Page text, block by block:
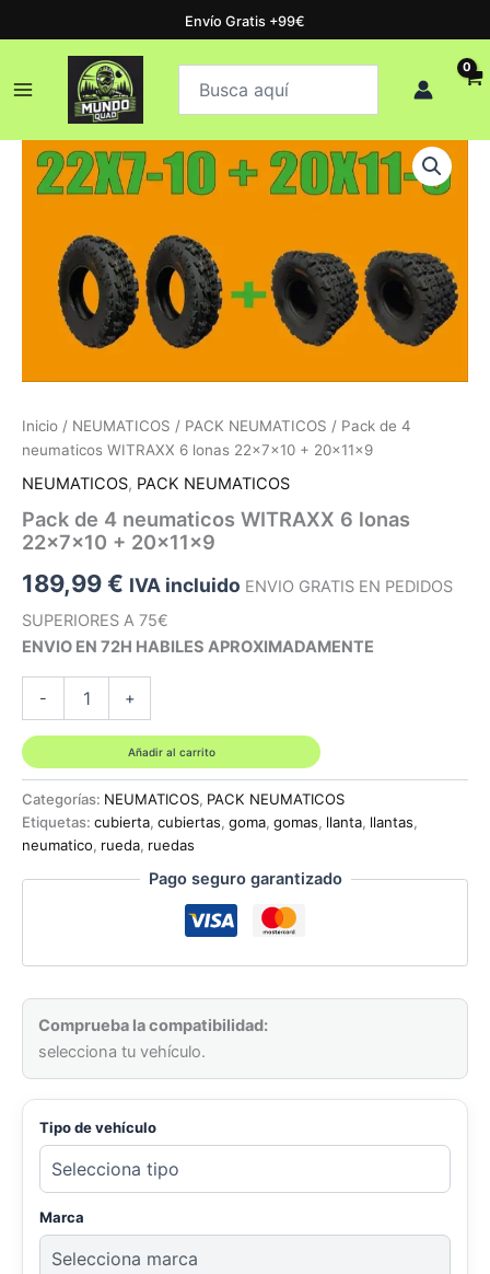
al
Envío Gratis +99€
Buscar
productos
Inicio / NEUMATICOS / PACK NEUMATICOS / Pack de 4
neumaticos WITRAXX 6 lonas 22x7x10 + 20x11x9
NEUMATICOS, PACK NEUMATICOS
Pack de 4 neumaticos WITRAXX 6 lonas
22x7x10 + 20x11x9
189,99€ IVA incluido ENVIO GRATIS EN PEDIDOS
SUPERIORES A 75€
ENVIO EN 72H HABILES APROXIMADAMENTE
-
neumaticos
WITRAXX
6
lonas
22x7x10
20x11x9
+
Añadir al carrito
Categorías: NEUMATICOS, PACK NEUMATICOS
Etiquetas: cubierta, cubiertas, goma, gomas, llanta, llantas,
neumatico, rueda, ruedas
Pago seguro garantizado
Comprueba la compatibilidad:
selecciona tu vehículo.
Tipo de vehículo
Marca